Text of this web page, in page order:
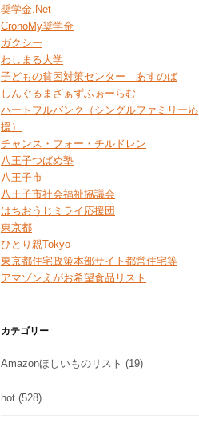
奨学金.Net
CronoMy奨学金
ガクシー
わしまる大学
子どもの貧困対策センター あすのば
しんぐるまざぁずふぉーらむ
ハートフルバンク（シングルファミリー応
援）
チャンス・フォー・チルドレン
八王子つばめ塾
八王子市
八王子市社会福祉協議会
はちおうじミライ応援団
東京都
ひとり親Tokyo
東京都住宅政策本部サイト都営住宅等
アマゾンえがお希望食品リスト
カテゴリー
Amazonほしいものリスト (19)
hot (528)